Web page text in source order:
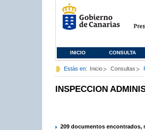
INICIO CONSULTA
Estás en: Inicio Consultas
INSPECCION
209 documentos encontrados,